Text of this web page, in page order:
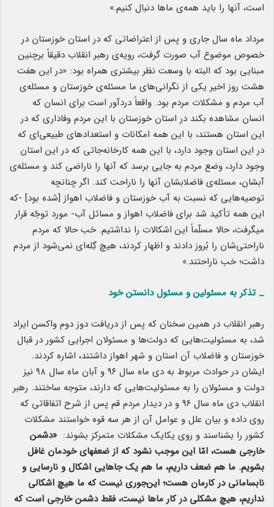
است، آنها را باید همه‌ی ماها دنبال کنیم.»
مرداد ماه سال جاری و پس از اعتراضاتی که در استان خوزستان در
خصوص موضوع آب صورت گرفت، رویه‌ی رهبر انقلاب دقیقاً برچنین
مبنایی بود که البته با وسعت نظر بیشتری همراه بود: «در این هفت
هشت روز اخیر یکی از نگرانی‌های ما مسئله‌ی خوزستان و مسئله‌ی
آب مردم و مشکلات مردم بود. واقعاً دردآور است برای انسان که
انسان مشاهده بکند در استان خوزستان با این مردم وفاداری که در
این استان هستند، با این همه امکانات و استعدادهای طبیعی‌ای که
در این استان وجود دارد، با این همه کارخانه‌جاتی که در این استان
وجود دارد، وضع مردم به جایی برسد که آنها را ناراضی کند و مسئله‌ی
آبشان، مسئله‌ی فاضلابشان آنها را ناراحت کند. اگر چنانچه
توصیه‌هایی که نسبت به آب خوزستان و فاضلاب اهواز [شده بود] -که
این همه تأکید شد برای فاضلاب اهواز و مسائل آب- مورد توجّه قرار
میگرفت، حالا مسلّماً این اشکالات را نداشتیم. خب حالا که مردم
ناراحتی‌شان را بُروز دادند و اظهار کردند، هیچ گِله‌ای نمی‌شود از مردم
داشت؛ خب ناراحتند.»
_ تذکر به مسئولین و مسئول دانستن خود
رهبر انقلاب در همین سخنان که پس از دریافت دوز دوم واکسن ایراد
شد، به مسئولیت‌هایی که دولت‌ها و مسئولان اجرایی کشور در قبال
خوزستان و فاضلاب آن استان و شهر اهواز داشتند، اشاره کردند.
ایشان در حوادث مربوط به دی ماه سال ۹۶ و آبان ماه سال ۹۸ نیز
دولت و مسئولان را به مسئولیت‌هایی که دارند، متوجه ساختند. رهبر
انقلاب دی ماه سال ۹۶ و در دیدار مردم قم پس از شرح اتفاقاتی که
روی داده و بیان علل و عوامل آن از هر سه قوه خواستند مشکلات
کشور را بشناسند و روی یکایک مشکلات متمرکز بشوند: «دشمن
خارجی هست، امّا این موجب نشود که از ضعفهای خودمان غافل
بشویم. ما هم ضعف داریم، ما هم یک جاهایی اشکال و نارسایی و
نابسامانی در کارمان هست؛ این‌جوری نیست که ما هیچ اشکالی
نداریم، هیچ مشکلی در کار ماها نیست، فقط دشمن خارجی است که